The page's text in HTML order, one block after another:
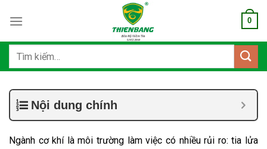
qua
dung
0
Tìm
Nội dung chính
Ngành cơ khí là môi trường làm việc có nhiều rủi ro: tia lửa